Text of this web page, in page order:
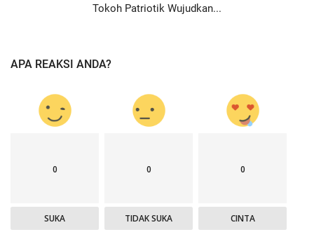
Tokoh Patriotik Wujudkan...
APA REAKSI ANDA?
0
SUKA
0
TIDAK SUKA
0
CINTA